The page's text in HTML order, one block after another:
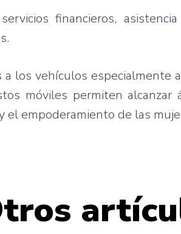
financieros,
a los vehículos especialmente
móviles permiten
empoderamiento de las